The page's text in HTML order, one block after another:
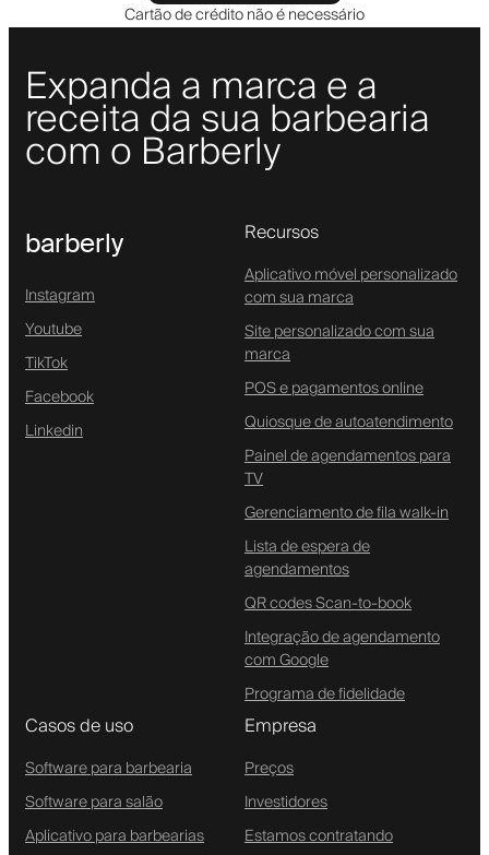
Cartão de crédito não é necessário
Expanda a marca e a
receita da sua barbearia
com o Barberly
barberly
Instagram
Youtube
TikTok
Facebook
Linkedin
Recursos
Aplicativo móvel personalizado
com sua marca
Site personalizado com sua
marca
POS e pagamentos online
Quiosque de autoatendimento
Painel de agendamentos para
TV
Gerenciamento de fila walk-in
Lista de espera de
agendamentos
QR codes Scan-to-book
Integração de agendamento
com Google
Programa de fidelidade
Casos de uso
Software para barbearia
Software para salão
Aplicativo para barbearias
Empresa
Preços
Investidores
Estamos contratando